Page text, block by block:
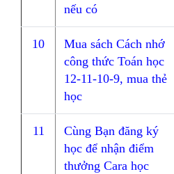
nếu có
10
Mua sách Cách nhớ
công thức Toán học
12-11-10-9, mua thẻ
học
11
Cùng Bạn đăng ký
học để nhận điểm
thưởng Cara học